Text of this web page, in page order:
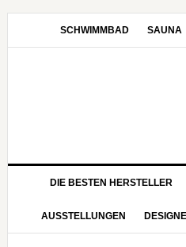
Hauptnavigation
springen
springen
Seitenspalte
springen
springen
SCHWIMMBAD SAUNA
DIE BESTEN HERSTELLER
AUSSTELLUNGEN